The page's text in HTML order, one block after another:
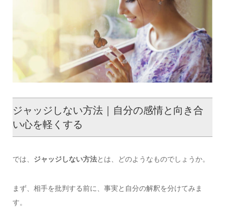
ジャッジしない方法｜自分の感情と向き合
い心を軽くする
では、 ジャッジしない方法とは、どのようなものでしょうか。
まず、相手を批判する前に、事実と自分の解釈を分けてみま
す。